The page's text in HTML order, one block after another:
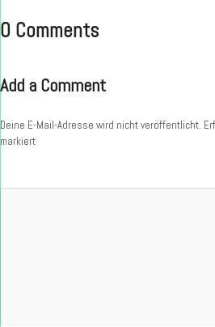
0 Comments
Add a Comment
Deine E-Mail-Adresse wird nicht veröffentlicht.
markiert